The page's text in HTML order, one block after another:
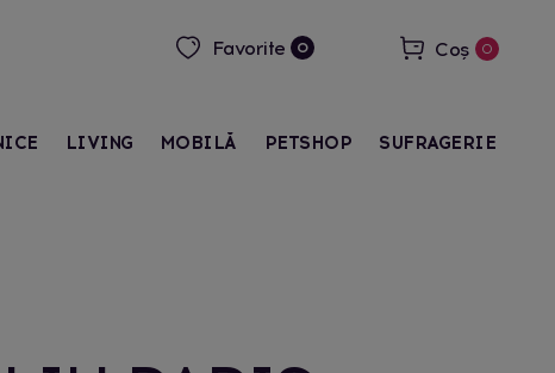
Favorite 0 Coș 0
LIVING MOBILĂ PETSHOP SUFRAGERIE